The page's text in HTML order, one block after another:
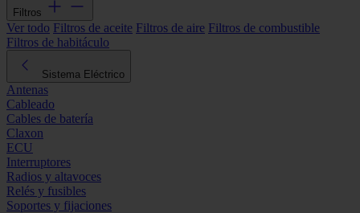
Filtros
Ver todo Filtros de aceite Filtros de aire Filtros de combustible
Filtros de habitáculo
Sistema Eléctrico
Antenas
Cableado
Cables de batería
Claxon
ECU
Interruptores
Radios y altavoces
Relés y fusibles
Soportes y fijaciones